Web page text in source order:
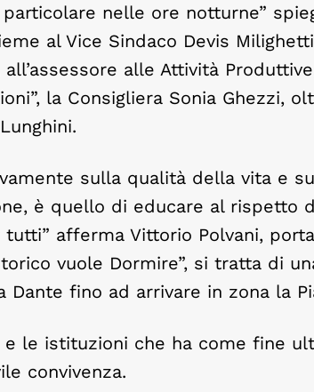
nelle ore notturne”
al Vice Sindaco Devis
alle Attività
la Consigliera Sonia Ghezzi,
sulla qualità della vita e
è quello di educare al rispetto
afferma Vittorio Polvani,
vuole Dormire”, si tratta di
fino ad arrivare in zona la
le istituzioni che ha come fine
convivenza.